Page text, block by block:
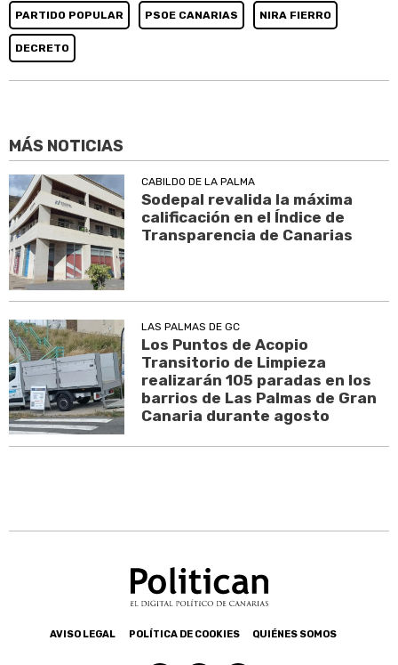
PARTIDO POPULAR PSOE CANARIAS NIRA FIERRO
DECRETO
MÁS NOTICIAS
CABILDO DE LA PALMA
Sodepal revalida la máxima
calificación en el Índice de
Transparencia de Canarias
LAS PALMAS DE GC
Los Puntos de Acopio
Transitorio de Limpieza
realizarán 105 paradas en los
barrios de Las Palmas de Gran
Canaria durante agosto
AVISO LEGAL POLÍTICA DE COOKIES QUIÉNES SOMOS